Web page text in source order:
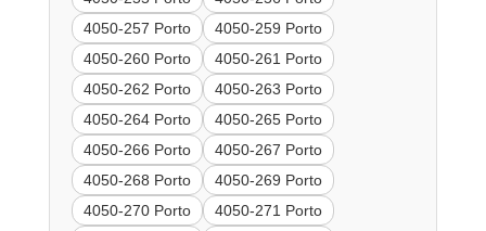
4050-257 Porto
4050-259 Porto
4050-260 Porto
4050-261 Porto
4050-262 Porto
4050-263 Porto
4050-264 Porto
4050-265 Porto
4050-266 Porto
4050-267 Porto
4050-268 Porto
4050-269 Porto
4050-270 Porto
4050-271 Porto